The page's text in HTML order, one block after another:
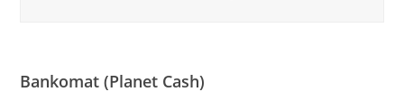
Bankomat (Planet Cash)